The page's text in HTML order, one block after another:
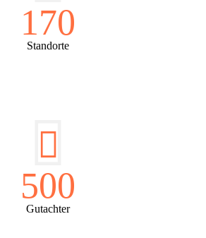
170
Standorte
500
Gutachter